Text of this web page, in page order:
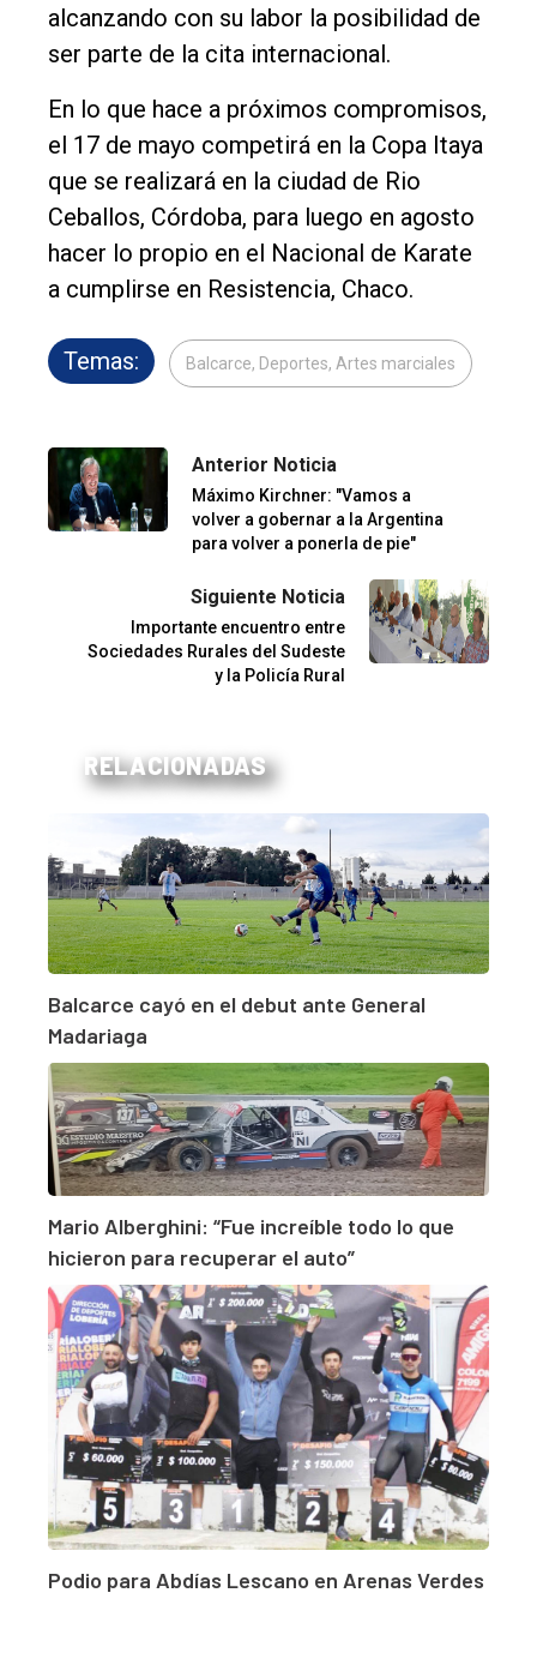
alcanzando con su labor la posibilidad de
ser parte de la cita internacional.
En lo que hace a próximos compromisos,
el 17 de mayo competirá en la Copa Itaya
que se realizará en la ciudad de Rio
Ceballos, Córdoba, para luego en agosto
hacer lo propio en el Nacional de Karate
a cumplirse en Resistencia, Chaco.
Temas: Balcarce, Deportes, Artes marciales
Anterior Noticia
Máximo Kirchner: "Vamos a
volver a gobernar a la Argentina
para volver a ponerla de pie"
Siguiente Noticia
Importante encuentro entre
Sociedades Rurales del Sudeste
y la Policía Rural
RELACIONADAS
Balcarce cayó en el debut ante General
Madariaga
Mario Alberghini: “Fue increíble todo lo que
hicieron para recuperar el auto”
Podio para Abdías Lescano en Arenas Verdes